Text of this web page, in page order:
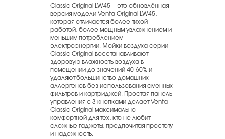
Classic Original LW45 - это обновлённая
версия модели Venta Original LW45,
которая отличается более тихой
работой, более мощным увлажнением и
меньшим потреблением
электроэнергии. Мойки воздуха серии
Classic Original восстанавливают
здоровую влажность воздуха в
помещении до значений 40-60% и
удаляют большинство домашних
аллергенов без использования сменных
фильтров и картриджей. Простая панель
управления с 3 кнопками делает Venta
Classic Original максимально
комфортной для тех, кто не любит
сложные гаджеты, предпочитая простоту
и надежность.